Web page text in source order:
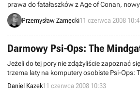
prawa do fatałaszków z Age of Conan,
sklepów, asy galaktyki, zestaw dla małego
Microsoftu, uaktualnienie EVE Online i taniec
Przemysław Zamęcki11 czerwca 2008
Darmowy Psi-Ops: The
Jeżeli do tej pory nie zdążyliście zapoznać
trzema laty na komputery osobiste Psi-Ops:
Conspiracy, teraz nadarzyła się do tego
Midway postanowiła bowiem, że swój tytuł
darmo.
Daniel Kazek11 czerwca 2008 10:33